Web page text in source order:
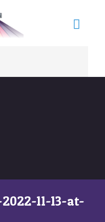
11-13-at-